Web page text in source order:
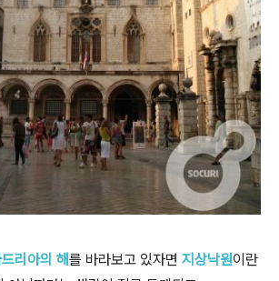
리아의 해를 바라보고 있자면 지상낙원이란